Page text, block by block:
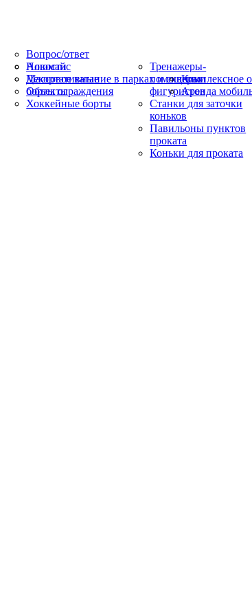
Вопрос/ответ
Новости
Массовое катание в парках и скверах
Объекты
Алюмайс
Декортативные
борты ограждения
Хоккейные борты
Тренажеры-
помощники
фигуристов
Станки для заточки
коньков
Павильоны пунктов
проката
Коньки для проката
Комплексное
Аренда